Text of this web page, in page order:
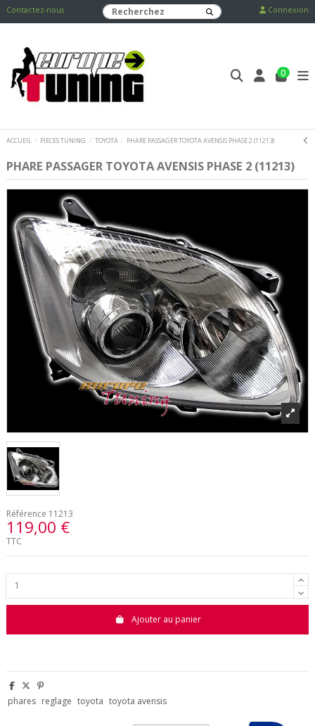
Contactez-nous Connexion
0
ACCUEIL PIECES TUNING TOYOTA PHARE PASSAGER TOYOTA AVENSIS PHASE 2 (11213)
PHARE PASSAGER TOYOTA AVENSIS PHASE 2 (11213)
Référence 11213
119,00 €
TTC
Ajouter au panier
phares reglage toyota toyota avensis